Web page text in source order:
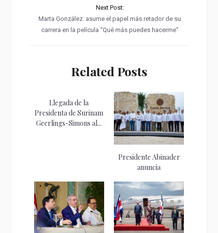
Next Post:
Marta González: asume el papel más retador de su
carrera en la película “Qué más puedes hacerme”
Related Posts
Llegada de la
Presidenta de Surinam
Geerlings-Simons al...
Presidente Abinader
anuncia
transformación
integral de Boca Chica